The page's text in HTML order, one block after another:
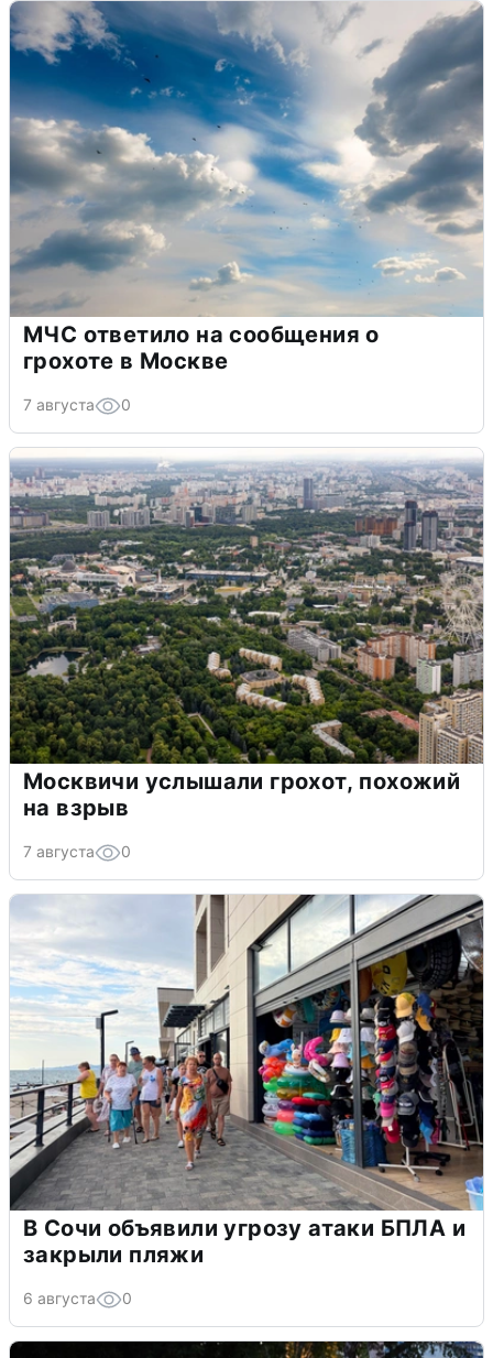
МЧС ответило на сообщения о
грохоте в Москве
7 августа 0
Москвичи услышали грохот, похожий
на взрыв
7 августа 0
В Сочи объявили угрозу атаки БПЛА и
закрыли пляжи
6 августа 0